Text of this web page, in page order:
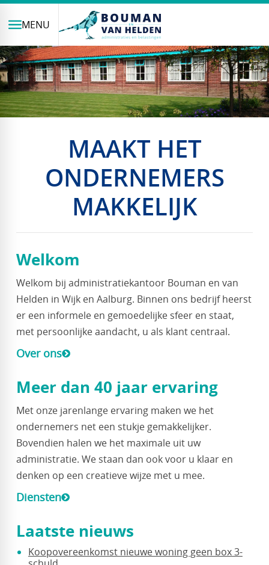
MENU
MAAKT HET
ONDERNEMERS
MAKKELIJK
Welkom
Welkom bij administratiekantoor Bouman en van
Helden in Wijk en Aalburg. Binnen ons bedrijf heerst
er een informele en gemoedelijke sfeer en staat,
met persoonlijke aandacht, u als klant centraal.
Over ons
Meer dan 40 jaar ervaring
Met onze jarenlange ervaring maken we het
ondernemers net een stukje gemakkelijker.
Bovendien halen we het maximale uit uw
administratie. We staan dan ook voor u klaar en
denken op een creatieve wijze met u mee.
Diensten
Laatste nieuws
Koopovereenkomst nieuwe woning geen box 3-